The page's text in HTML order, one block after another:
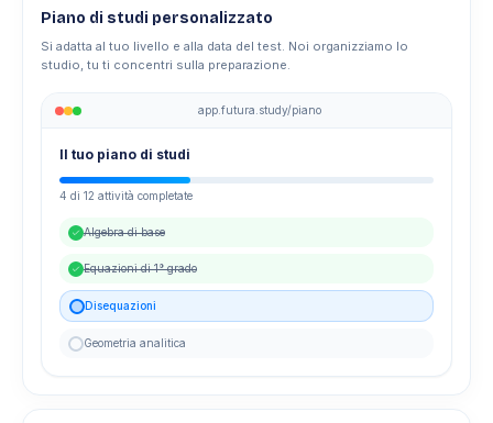
Piano di studi personalizzato
Si adatta al tuo livello e alla data del test. Noi organizziamo lo
studio, tu ti concentri sulla preparazione.
app.futura.study/piano
Il tuo piano di studi
4 di 12 attività completate
Algebra di base
Equazioni di 1° grado
Disequazioni
Geometria analitica